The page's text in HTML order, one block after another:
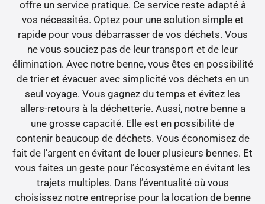
offre un service pratique. Ce service reste adapté à
vos nécessités. Optez pour une solution simple et
rapide pour vous débarrasser de vos déchets. Vous
ne vous souciez pas de leur transport et de leur
élimination. Avec notre benne, vous êtes en possibilité
de trier et évacuer avec simplicité vos déchets en un
seul voyage. Vous gagnez du temps et évitez les
allers-retours à la déchetterie. Aussi, notre benne a
une grosse capacité. Elle est en possibilité de
contenir beaucoup de déchets. Vous économisez de
fait de l’argent en évitant de louer plusieurs bennes. Et
vous faites un geste pour l’écosystème en évitant les
trajets multiples. Dans l’éventualité où vous
choisissez notre entreprise pour la location de benne